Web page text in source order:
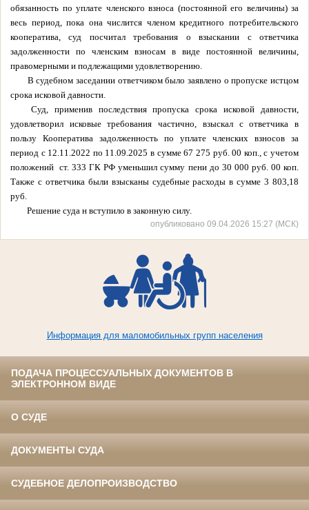
обязанность по уплате членского взноса (постоянной его величины) за
весь период, пока она числится членом кредитного потребительского
кооператива, суд посчитал требования о взыскании с ответчика
задолженности по членским взносам в виде постоянной величины,
правомерными и подлежащими удовлетворению.
В судебном заседании ответчиком было заявлено о пропуске истцом
срока исковой давности.
Суд, применив последствия пропуска срока исковой давности,
удовлетворил исковые требования частично, взыскал с ответчика в
пользу Кооператива задолженность по уплате членских взносов за
период с 12.11.2022 по 11.09.2025 в сумме 67 275 руб. 00 коп., с учетом
положений ст. 333 ГК РФ уменьшил сумму пени до 30 000 руб. 00 коп.
Также с ответчика были взысканы судебные расходы в сумме 3 803,18
руб.
Решение суда н вступило в законную силу.
опубликовано 09.04.2026 15:27 (МСК)
Информация для маломобильных групп населения
ПОДАЧА ПРОЦЕССУАЛЬНЫХ ДОКУМЕНТОВ В
ЭЛЕКТРОННОМ ВИДЕ
О СУДЕ
ДОКУМЕНТЫ СУДА
СУДЕБНОЕ ДЕЛОПРОИЗВОДСТВО